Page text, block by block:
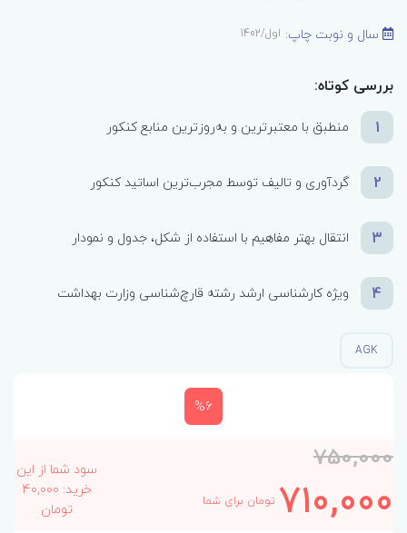
سال و نوبت چاپ: اول/1402
بررسی کوتاه:
1
منطبق با معتبرترین و به‌روزترین منابع کنکور
2 گردآوری و تالیف توسط مجرب‌ترین اساتید کنکور
3 انتقال بهتر مفاهیم با استفاده از شکل، جدول و نمودار
4 ویژه کارشناسی ارشد رشته قارچ‌شناسی وزارت بهداشت
AGK
%6
750,000
710,000 تومان برای شما
سود شما از این
خرید: 40,000
تومان